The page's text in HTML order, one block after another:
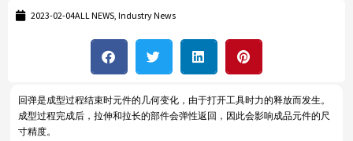
2023-02-04ALL NEWS, Industry News
回弹是成型过程结束时元件的几何变化，由于打开工具时力的释放而发生。
成型过程完成后，拉伸和拉长的部件会弹性返回，因此会影响成品元件的尺
寸精度。